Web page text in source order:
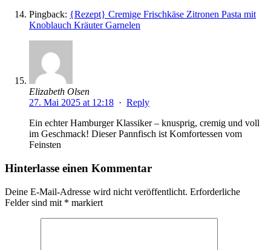
Pingback: {Rezept} Cremige Frischkäse Zitronen Pasta mit
Knoblauch Kräuter Garnelen
Elizabeth Olsen
27. Mai 2025 at 12:18 · Reply
Ein echter Hamburger Klassiker – knusprig, cremig und voll
im Geschmack! Dieser Pannfisch ist Komfortessen vom
Feinsten
Hinterlasse einen Kommentar
Deine E-Mail-Adresse wird nicht veröffentlicht. Erforderliche
Felder sind mit * markiert